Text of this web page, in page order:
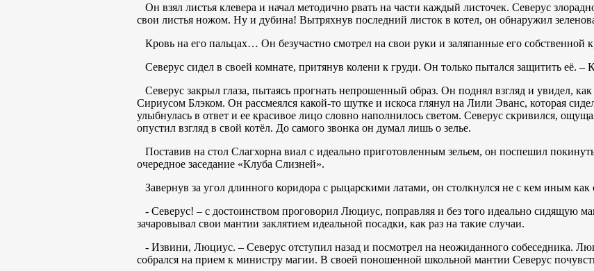
Он взял листья клевера и начал методично рвать на части каждый листочек. Северус
свои листья ножом. Ну и дубина! Вытряхнув последний листок в котел, он обнаружил
Кровь на его пальцах… Он безучастно смотрел на свои руки и заляпанные его
Северус сидел в своей комнате, притянув колени к груди. Он только пытался защитить её.
Северус закрыл глаза, пытаясь прогнать непрошенный образ. Он поднял взгляд и увидел,
Сириусом Блэком. Он рассмеялся какой-то шутке и искоса глянул на Лили Эванс, которая
улыбнулась в ответ и ее красивое лицо словно наполнилось светом. Северус скривился,
опустил взгляд в свой котёл. До самого звонка он думал лишь о зелье.
Поставив на стол Слагхорна виал с идеально приготовленным зельем, он поспешил
очередное заседание «Клуба Слизней».
Завернув за угол длинного коридора с рыцарскими латами, он столкнулся не с кем иным
- Северус! – с достоинством проговорил Люциус, поправляя и без того идеально сидящую
зачаровывал свои мантии заклятием идеальной посадки, как раз на такие случаи.
- Извини, Люциус. – Северус отступил назад и посмотрел на неожиданного собеседника.
собрался на прием к министру магии. В своей поношенной школьной мантии Северус